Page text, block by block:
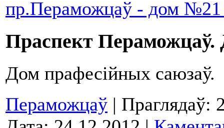
пр.Пераможцаў - дом №21
Праспект
Дом прафесійных саюзаў.
Пераможцаў | Праглядаў: